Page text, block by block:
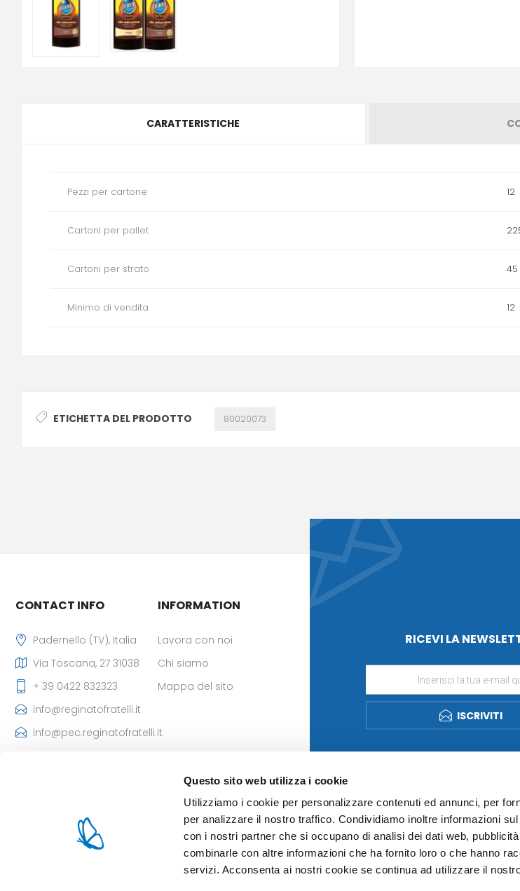
Questo sito web utilizza i cookie
Utilizziamo i cookie per personalizzare contenuti ed annunci, per
per analizzare il nostro traffico. Condividiamo inoltre informazioni
con i nostri partner che si occupano di analisi dei dati web,
combinarle con altre informazioni che ha fornito loro o che hanno
servizi. Acconsenta ai nostri cookie se continua ad utilizzare il
CARATTERISTICHE
Pezzi per cartone 12
Cartoni per pallet
Cartoni per strato 45
Minimo di vendita 12
ETICHETTA DEL PRODOTTO 80020073
RICEVI LA
ISCRIVITI
CONTACT INFO
Padernello (TV), Italia
Via Toscana, 27 31038
+ 39 0422 832323
info@reginatofratelli.it
info@pec.reginatofratelli.it
Iscr. CCIAA: 85980 di TV
- Cap. Soc: 101.400,00 €
INFORMATION
Lavora con noi
Chi siamo
Mappa del sito